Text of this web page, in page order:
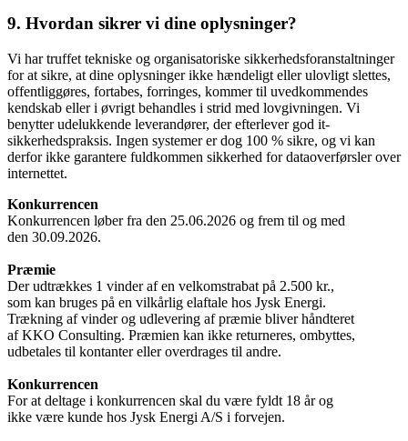
9. Hvordan sikrer vi dine oplysninger?
Vi har truffet tekniske og organisatoriske sikkerhedsforanstaltninger
for at sikre, at dine oplysninger ikke hændeligt eller ulovligt slettes,
offentliggøres, fortabes, forringes, kommer til uvedkommendes
kendskab eller i øvrigt behandles i strid med lovgivningen. Vi
benytter udelukkende leverandører, der efterlever god it-
sikkerhedspraksis. Ingen systemer er dog 100 % sikre, og vi kan
derfor ikke garantere fuldkommen sikkerhed for dataoverførsler over
internettet.
Konkurrencen
Konkurrencen løber fra den 25.06.2026 og frem til og med
den 30.09.2026.
Præmie
Der udtrækkes 1 vinder af en velkomstrabat på 2.500 kr.,
som kan bruges på en vilkårlig elaftale hos Jysk Energi.
Trækning af vinder og udlevering af præmie bliver håndteret
af KKO Consulting. Præmien kan ikke returneres, ombyttes,
udbetales til kontanter eller overdrages til andre.
Konkurrencen
For at deltage i konkurrencen skal du være fyldt 18 år og
ikke være kunde hos Jysk Energi A/S i forvejen.